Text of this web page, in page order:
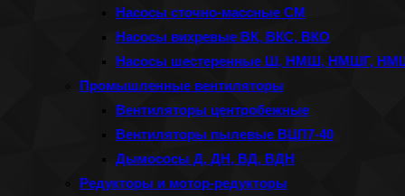
Насосы сточно-массные СМ
Насосы вихревые ВК, ВКС, ВКО
Насосы шестеренные Ш, НМШ, НМШГ,
Промышленные вентиляторы
Вентиляторы центробежные
Вентиляторы пылевые ВЦП7-40
Дымососы Д, ДН, ВД, ВДН
Редукторы и мотор-редукторы